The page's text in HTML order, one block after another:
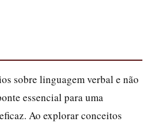
sobre linguagem verbal e não
essencial para uma
Ao explorar conceitos